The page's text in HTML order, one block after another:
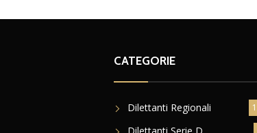
CATEGORIE
Dilettanti Regionali